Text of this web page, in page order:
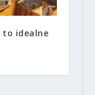
to idealne